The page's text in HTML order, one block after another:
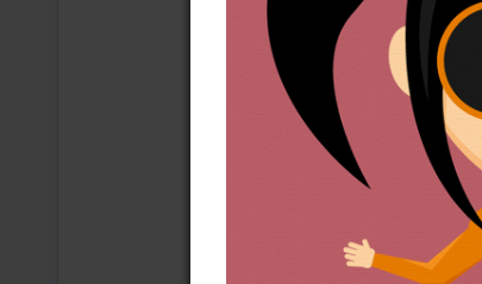
Na przekór tym
banku do
rozpoczął się w
Banku w Jobrze. W
(1 500 USD) 24
USD dla 400 osób, z
przeprowadzona w
obejmowano coraz